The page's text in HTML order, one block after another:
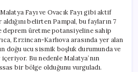
Fayı ve Ovacık Fayı gibi aktif
aldığını belirten Pampal, bu fayların 7
deprem üretme potansiyeline sahip
Erzincan-Karlıova arasında yer alan
doğu ucu sismik boşluk durumunda ve
içeriyor. Bu nedenle Malatya’nın
bir bölge olduğunu vurguladı.